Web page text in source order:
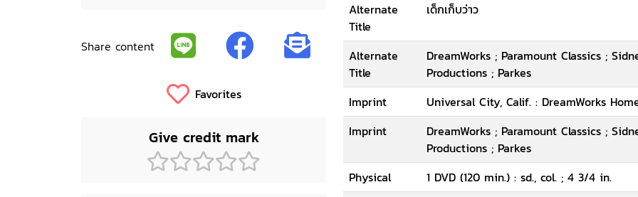
Share content
Favorites
Give credit mark
Alternate
Title
เด็กเก็บว่าว
Alternate
Title
DreamWorks ; Paramount Classics ;
Productions ; Parkes
Imprint
Universal City, Calif. : DreamWorks
Imprint
DreamWorks ; Paramount Classics ;
Productions ; Parkes
Physical
1 DVD (120 min.) : sd., col. ; 4 3/4 in.